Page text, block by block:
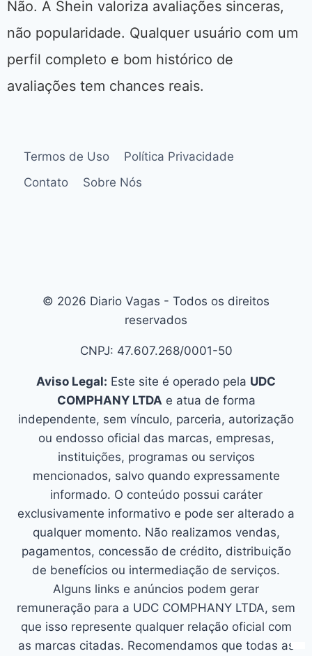
Não. A Shein valoriza avaliações sinceras,
não popularidade. Qualquer usuário com um
perfil completo e bom histórico de
avaliações tem chances reais.
Termos de Uso
Política Privacidade
Contato
Sobre Nós
© 2026 Diario Vagas - Todos os direitos
reservados
CNPJ: 47.607.268/0001-50
Aviso Legal: Este site é operado pela UDC
COMPHANY LTDA e atua de forma
independente, sem vínculo, parceria, autorização
ou endosso oficial das marcas, empresas,
instituições, programas ou serviços
mencionados, salvo quando expressamente
informado. O conteúdo possui caráter
exclusivamente informativo e pode ser alterado a
qualquer momento. Não realizamos vendas,
pagamentos, concessão de crédito, distribuição
de benefícios ou intermediação de serviços.
Alguns links e anúncios podem gerar
remuneração para a UDC COMPHANY LTDA, sem
que isso represente qualquer relação oficial com
as marcas citadas. Recomendamos que todas as